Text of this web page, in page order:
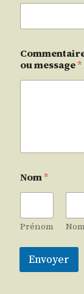
ou message*
Nom*
Prénom Nom
Envoyer